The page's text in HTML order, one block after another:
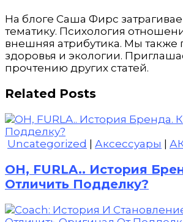
На блоге Саша Фирс
тематику. Психология
внешняя атрибутика. Мы также
здоровья и экологии.
прочтению других статей.
Related Posts
Uncategorized Аксессуары
OH, FURLA.. История
Отличить Подделку?